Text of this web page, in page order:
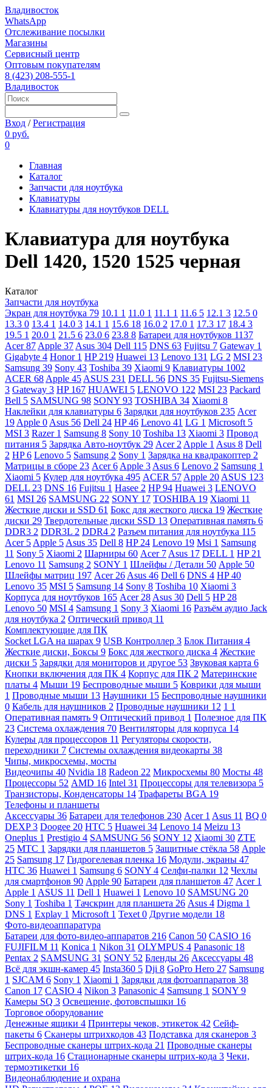
Владивосток
WhatsApp
Отслеживание посылки
Магазины
Сервисный центр
Оптовым покупателям
8 (423) 208-555-1
Владивосток
Вход /Регистрация
0 руб.
0
Главная
Каталог
Запчасти для ноутбука
Клавиатуры
Клавиатуры для ноутбуков DELL
Клавиатура для ноутбука
Dell 1420, 1520 1525 черная
Каталог
Запчасти для ноутбука
Экран для ноутбука 79 10.1 1 11.0 1 11.1 1 11.6 5 12.1 3 12.5 0
13.3 0 13.4 1 14.0 3 14.1 1 15.6 18 16.0 2 17.0 1 17.3 17 18.4 3
19.5 1 20.0 1 21.5 6 23.0 6 23.8 8 Батареи для ноутбуков 1137
Acer87 Apple 37 Asus 304 Dell 115 DNS 63 Fujitsu 7 Gateway 1
Gigabyte 4 Honor 1 HP 219 Huawei 13 Lenovo 131 LG 2 MSI 23
Samsung 39 Sony 43 Toshiba 39 Xiaomi 9 Клавиатуры 1002
ACER 68 Apple 45 ASUS 231 DELL 56 DNS 35 Fujitsu-Siemens
3 Gateway 3 HP 167 HUAWEI 5 LENOVO 122 MSI 23 Packard
Bell 5 SAMSUNG 98 SONY 93 TOSHIBA 34 Xiaomi 8
Наклейки для клавиатуры 6 Зарядки для ноутбуков 235 Acer
19 Apple 0 Asus 56 Dell 24 HP46 Lenovo 41 LG 1 Microsoft 5
MSI 3 Razer 1 Samsung 8 Sony 10 Toshiba 13 Xiaomi 3 Провод
питания 5 Зарядка Авто-ноутбук 29 Acer 2 Apple 1 Asus 8 Dell
2 HP6 Lenovo 5 Samsung 2 Sony 1 Зарядка на квадракоптер 2
Матрицы в сборе 23 Acer6 Apple 3 Asus 6 Lenovo 2 Samsung 1
Xiaomi 5 Кулер для ноутбука 495 ACER 57 Apple 20 ASUS 123
DELL 23 DNS 16 Fujitsu 1 Hasee 2 HP94 Huawei 3 LENOVO
61 MSI 26 SAMSUNG 22 SONY 17 TOSHIBA 19 Xiaomi 11
Жесткие диски и SSD 61 Бокс для жесткого диска 19 Жесткие
диски 29 Твердотельные диски SSD 13 Оперативная память 6
DDR3 2 DDR3L 2 DDR4 2 Разъем питания для ноутбука 115
Acer 5 Apple 5 Asus 35 Dell 8 HP 24 Lenovo 19 Msi 1 Samsung
11 Sony 5 Xiaomi 2 Шарниры 60 Acer 7 Asus 17 DELL 1 HP 21
Lenovo 11 Samsung 2 SONY 1 Шлейфы / Детали 50 Apple 50
Шлейфы матриц 197 Acer 26 Asus 46 Dell 6 DNS 4 HP40
Lenovo 35 MSI 5 Samsung 14 Sony 8 Toshiba 10 Xiaomi 3
Корпуса для ноутбуков 165 Acer 28 Asus 30 Dell 5 HP 28
Lenovo 50 MSI 4 Samsung 1 Sony 3 Xiaomi 16 Разъём аудио Jack
для ноутбука 2 Оптический привод 11
Комплектующие для ПК
Socket LGA на шарах 9 USB Контроллер 3 Блок Питания 4
Жесткие диски, Боксы 9 Бокс для жесткого диска 4 Жесткие
диски 5 Зарядки для мониторов и другое 53 Звуковая карта 6
Кнопки включения для ПК 4 Корпус для ПК 2 Материнские
платы 4 Мыши 19 Беспроводные мыши 5 Коврики для мыши
1 Проводные мыши 13 Наушники 15 Беспроводные наушники
0 Кабель для наушников 2 Проводные наушники 12 1 1
Оперативная память 9 Оптический привод 1 Полезное для ПК
23 Система охлаждения 70 Вентиляторы для корпуса 14
Кулеры для процессоров 11 Регуляторы скорости,
переходники 7 Системы охлаждения видеокарты 38
Чипы, микросхемы, мосты
Видеочипы 40 Nvidia 18 Radeon 22 Микросхемы 80 Мосты 48
Процессоры 52 AMD 16 Intel 31 Процессоры для телевизора 5
Транзисторы, Конденсаторы 14 Трафареты BGA 19
Телефоны и планшеты
Аксессуары 36 Батареи для телефонов 230 Acer 1 Asus 11 BQ 0
DEXP3 Doogee 20 HTC 5 Huawei 34 Lenovo 14 Meizu 13
Oneplus 1 Prestigio 4 SAMSUNG 56 SONY 12 Xiaomi 30 ZTE
25 МТС 1 Зарядки для планшетов 5 Защитные стёкла 58 Apple
25 Samsung 17 Гидрогелевая пленка 16 Модули, экраны 47
HTC 36 Huawei 1 Samsung 6 SONY 4 Селфи-палки 12 Чехлы
для смартфонов 90 Apple 90 Батареи для планшетов 47 Acer 1
Apple 1 ASUS 11 Dell 1 Huawei 1 Lenovo 10 SAMSUNG 20
Sony 1 Toshiba 1 Тачскрин для планшета 26 Asus 4 Digma 1
DNS 1 Explay 1 Microsoft 1 Texet 0 Другие модели 18
Фото-видеоаппаратура
Батареи для фото-видео-аппаратов 216 Canon 50 CASIO 16
FUJIFILM 11 Konica 1 Nikon 31 OLYMPUS 4 Panasonic 18
Pentax 2 SAMSUNG 31 SONY 52 Бленды 26 Аксессуары 48
Всё для экшн-камер 45 Insta360 5 Dji 8 GoPro Hero 27 Samsung
1 SJCAM 6 Sony 1 Xiaomi 1 Зарядки для фотоаппаратов 38
Canon 17 CASIO 4 Nikon 3 Panasonic 4 Samsung 1 SONY 9
Камеры SQ 3 Освещение, фотовспышки 16
Торговое оборудование
Денежные ящики 4 Принтеры чеков, этикеток 42 Сейф-
пакеты 6 Сканеры штрихкодов 43 Подставка для сканеров 3
Беспроводные сканеры штрих-кода 21 Проводные сканеры
штрих-кода 16 Стационарные сканеры штрих-кода 3 Чеки,
термоэтикетки 16
Видеонаблюдение и охрана